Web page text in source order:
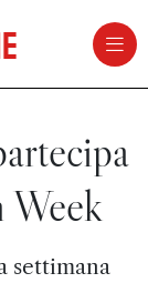
Week
settimana